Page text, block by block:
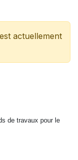
actuellement
de travaux pour le